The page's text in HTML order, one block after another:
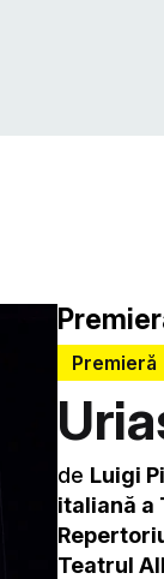
Premieră
de Luigi
italiană a
Teatrul